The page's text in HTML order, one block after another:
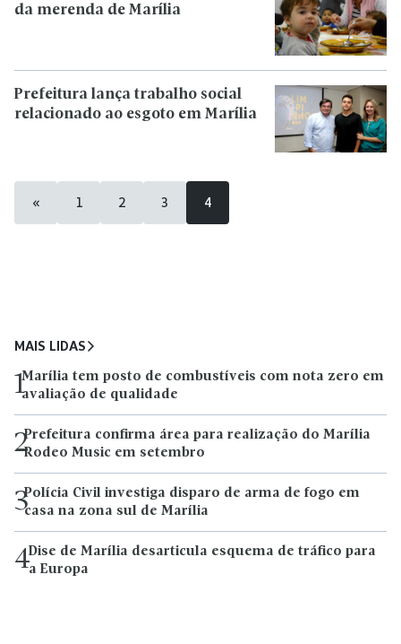
da merenda de Marília
Prefeitura lança trabalho social
relacionado ao esgoto em Marília
« 1 2 3 4
MAIS LIDAS
1Marília tem posto de combustíveis com nota zero em
avaliação de qualidade
2Prefeitura confirma área para realização do Marília
Rodeo Music em setembro
3Polícia Civil investiga disparo de arma de fogo em
casa na zona sul de Marília
4Dise de Marília desarticula esquema de tráfico para
a Europa